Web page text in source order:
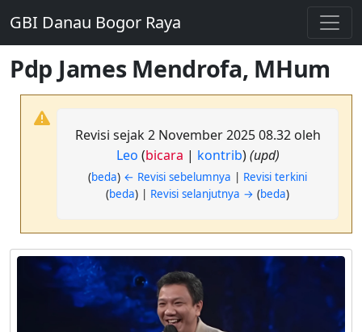
GBI Danau Bogor Raya
Pdp James Mendrofa, MHum
Revisi sejak 2 November 2025 08.32 oleh
Leo (bicara | kontrib)(upd)
(beda) ← Revisi sebelumnya | Revisi terkini
(beda) | Revisi selanjutnya → (beda)